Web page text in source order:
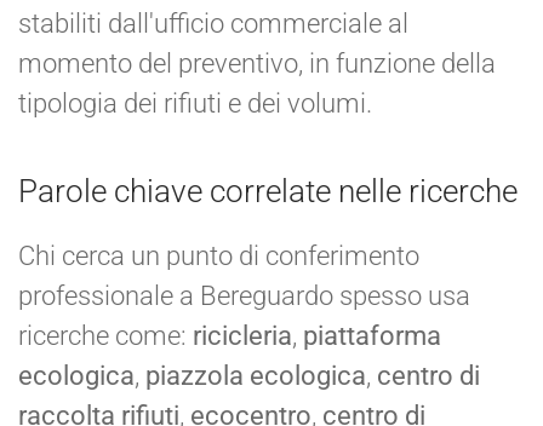
stabiliti dall'ufficio commerciale al
momento del preventivo, in funzione della
tipologia dei rifiuti e dei volumi.
Parole chiave correlate nelle ricerche
Chi cerca un punto di conferimento
professionale a Bereguardo spesso usa
ricerche come: ricicleria, piattaforma
ecologica, piazzola ecologica, centro di
raccolta rifiuti, ecocentro, centro di